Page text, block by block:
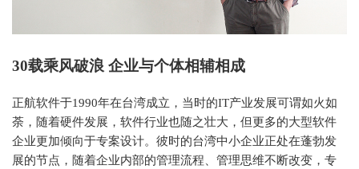
30载乘风破浪 企业与个体相辅相成
正航软件于1990年在台湾成立，当时的IT产业发展可谓如火如
荼，随着硬件发展，软件行业也随之壮大，但更多的大型软件
企业更加倾向于专案设计。彼时的台湾中小企业正处在蓬勃发
展的节点，随着企业内部的管理流程、管理思维不断改变，专